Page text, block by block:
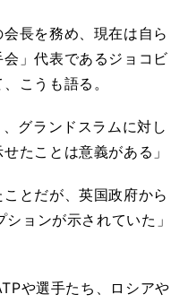
長を務め、現在は自ら
」代表であるジョコビ
こうも語る。
グランドスラムに対し
たことは意義がある」
とだが、英国政府から
ョンが示されていた」
や選手たち、ロシアや